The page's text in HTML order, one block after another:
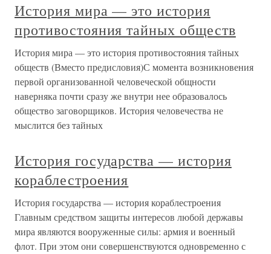
История мира — это история
противостояния тайных обществ
История мира — это история противостояния тайных
обществ (Вместо предисловия)С момента возникновения
первой организованной человеческой общности
наверняка почти сразу же внутри нее образовалось
общество заговорщиков. История человечества не
мыслится без тайных
История государства — история
кораблестроения
История государства — история кораблестроения
Главным средством защиты интересов любой державы
мира являются вооруженные силы: армия и военный
флот. При этом они совершенствуются одновременно с